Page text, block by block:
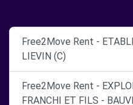
Free2Move Rent -
LIEVIN (C)
Free2Move Rent -
FRANCHI ET FILS -